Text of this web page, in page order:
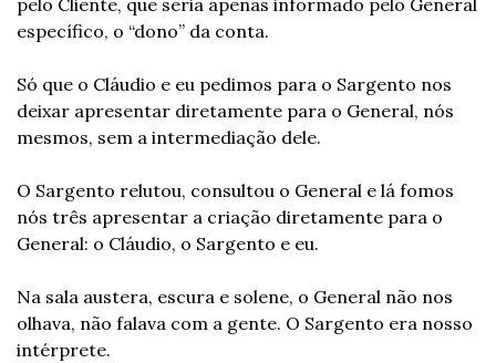
pelo Cliente, que seria apenas informado pelo General
específico, o “dono” da conta.
Só que o Cláudio e eu pedimos para o Sargento nos
deixar apresentar diretamente para o General, nós
mesmos, sem a intermediação dele.
O Sargento relutou, consultou o General e lá fomos
nós três apresentar a criação diretamente para o
General: o Cláudio, o Sargento e eu.
Na sala austera, escura e solene, o General não nos
olhava, não falava com a gente. O Sargento era nosso
intérprete.